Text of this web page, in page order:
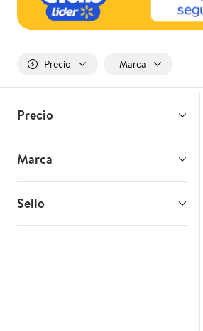
Precio Marca
Precio
Marca
Sello